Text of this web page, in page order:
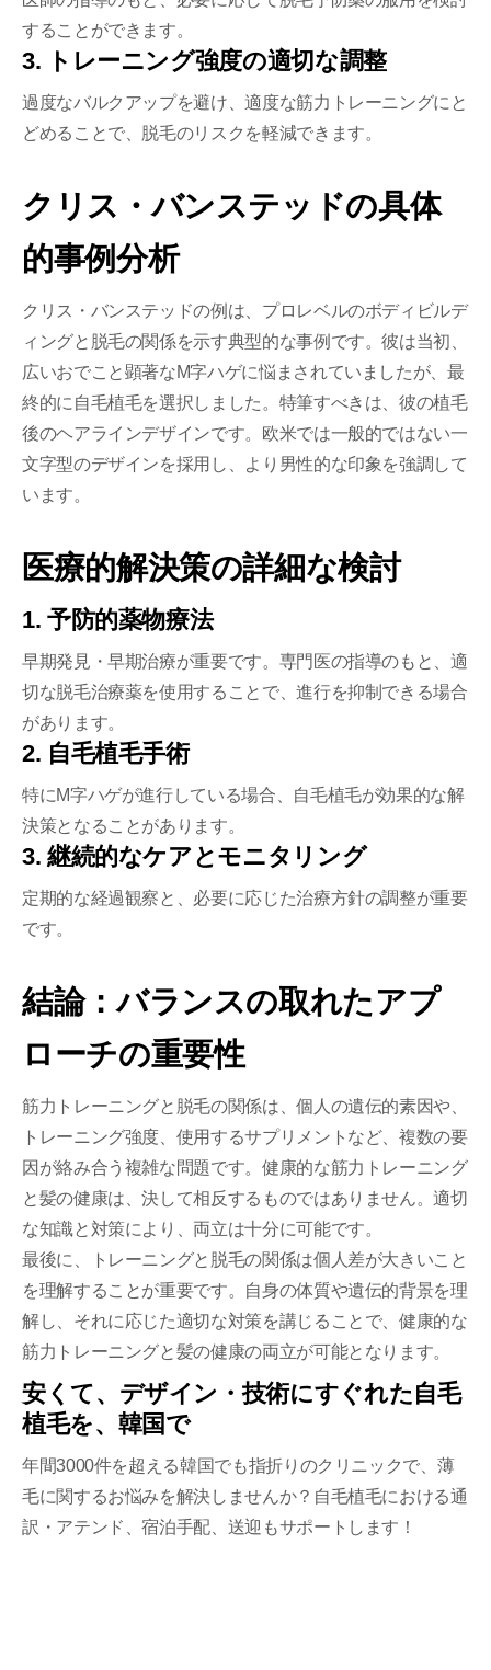
することができます。
3. トレーニング強度の適切な調整
過度なバルクアップを避け、適度な筋力トレーニングにと
どめることで、脱毛のリスクを軽減できます。
クリス・バンステッドの具体
的事例分析
クリス・バンステッドの例は、プロレベルのボディビルデ
ィングと脱毛の関係を示す典型的な事例です。彼は当初、
広いおでこと顕著なM字ハゲに悩まされていましたが、最
終的に自毛植毛を選択しました。特筆すべきは、彼の植毛
後のヘアラインデザインです。欧米では一般的ではない一
文字型のデザインを採用し、より男性的な印象を強調して
います。
医療的解決策の詳細な検討
1. 予防的薬物療法
早期発見・早期治療が重要です。専門医の指導のもと、適
切な脱毛治療薬を使用することで、進行を抑制できる場合
があります。
2. 自毛植毛手術
特にM字ハゲが進行している場合、自毛植毛が効果的な解
決策となることがあります。
3. 継続的なケアとモニタリング
定期的な経過観察と、必要に応じた治療方針の調整が重要
です。
結論：バランスの取れたアプ
ローチの重要性
筋力トレーニングと脱毛の関係は、個人の遺伝的素因や、
トレーニング強度、使用するサプリメントなど、複数の要
因が絡み合う複雑な問題です。健康的な筋力トレーニング
と髪の健康は、決して相反するものではありません。適切
な知識と対策により、両立は十分に可能です。
最後に、トレーニングと脱毛の関係は個人差が大きいこと
を理解することが重要です。自身の体質や遺伝的背景を理
解し、それに応じた適切な対策を講じることで、健康的な
筋力トレーニングと髪の健康の両立が可能となります。
安くて、デザイン・技術にすぐれた自毛
植毛を、韓国で
年間3000件を超える韓国でも指折りのクリニックで、薄
毛に関するお悩みを解決しませんか？自毛植毛における通
訳・アテンド、宿泊手配、送迎もサポートします！